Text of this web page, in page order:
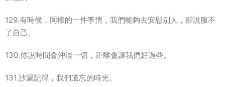
129.有時候，同樣的一件事情，我們能夠去安慰别人，卻說服不
了自己。
130.你說時間會沖淡一切，距離會讓我們好過些。
131.沙漏記得，我們遺忘的時光。